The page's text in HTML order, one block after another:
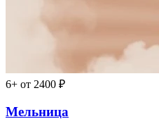
6+ от 2400 ₽
Мельница